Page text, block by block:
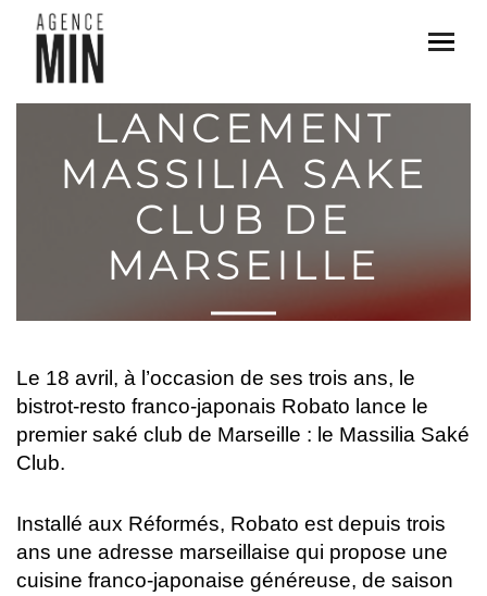
LANCEMENT
MASSILIA SAKE
CLUB DE
MARSEILLE
Le 18 avril, à l’occasion de ses trois ans, le
bistrot-resto franco-japonais Robato lance le
premier saké club de Marseille : le Massilia Saké
Club.
Installé aux Réformés, Robato est depuis trois
ans une adresse marseillaise qui propose une
cuisine franco-japonaise généreuse, de saison